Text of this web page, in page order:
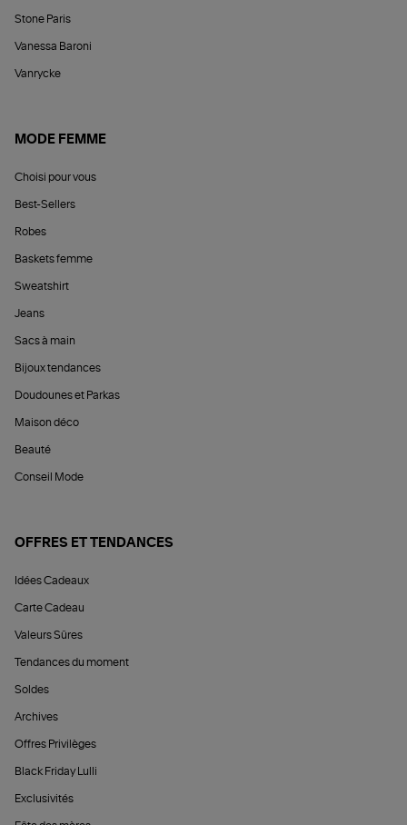
Stone Paris
Vanessa Baroni
Vanrycke
MODE FEMME
Choisi pour vous
Best-Sellers
Robes
Baskets femme
Sweatshirt
Jeans
Sacs à main
Bijoux tendances
Doudounes et Parkas
Maison déco
Beauté
Conseil Mode
OFFRES ET TENDANCES
Idées Cadeaux
Carte Cadeau
Valeurs Sûres
Tendances du moment
Soldes
Archives
Offres Privilèges
Black Friday Lulli
Exclusivités